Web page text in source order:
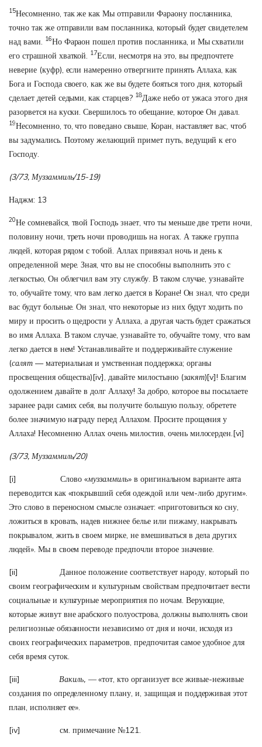
15Несомненно, так же как Мы отправили Фараону посланника,
точно так же отправили вам посланника, который будет свидетелем
над вами. 16Но Фараон пошел против посланника, и Мы схватили
его страшной хваткой. 17Если, несмотря на это, вы предпочтете
неверие (куфр), если намеренно отвергните принять Аллаха, как
Бога и Господа своего, как же вы будете бояться того дня, который
сделает детей седыми, как старцев? 18Даже небо от ужаса этого дня
разорвется на куски. Свершилось то обещание, которое Он давал.
19Несомненно, то, что поведано свыше, Коран, наставляет вас, чтоб
вы задумались. Поэтому желающий примет путь, ведущий к его
Господу.
(3/73, Муззаммиль/15-19)
Наджм: 13
20Не сомневайся, твой Господь знает, что ты меньше две трети ночи,
половину ночи, треть ночи проводишь на ногах. А также группа
людей, которая рядом с тобой. Аллах привязал ночь и день к
определенной мере. Зная, что вы не способны выполнить это с
легкостью, Он облегчил вам эту службу. В таком случае, узнавайте
то, обучайте тому, что вам легко дается в Коране! Он знал, что среди
вас будут больные. Он знал, что некоторые из них будут ходить по
миру и просить о щедрости у Аллаха, а другая часть будет сражаться
во имя Аллаха. В таком случае, узнавайте то, обучайте тому, что вам
легко дается в нем! Устанавливайте и поддерживайте служение
(салят— материальная и умственная поддержка; органы
просвещения общества)[iv], давайте милостыню (закят)[v]! Благим
одолжением давайте в долг Аллаху! За добро, которое вы посылаете
заранее ради самих себя, вы получите большую пользу, обретете
более значимую награду перед Аллахом. Просите прощения у
Аллаха! Несомненно Аллах очень милостив, очень милосерден.[vi]
(3/73, Муззаммиль/20)
[i] Слово «муззаммиль» в оригинальном варианте аята
переводится как «покрывший себя одеждой или чем-либо другим».
Это слово в переносном смысле означает: «приготовиться ко сну,
ложиться в кровать, надев нижнее белье или пижаму, накрывать
покрывалом, жить в своем мирке, не вмешиваться в дела других
людей». Мы в своем переводе предпочли второе значение.
[ii]
Данное положение соответствует народу, который по
своим географическим и культурным свойствам предпочитает вести
социальные и культурные мероприятия по ночам. Верующие,
которые живут вне арабского полуострова, должны выполнять свои
религиозные обязанности независимо от дня и ночи, исходя из
своих географических параметров, предпочитая самое удобное для
себя время суток.
[iii] Вакиль, —«тот, кто организует все живые-неживые
создания по определенному плану, и, защищая и поддерживая этот
план, исполняет ее».
[iv] см. примечание №121.